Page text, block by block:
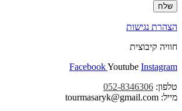
שלח
הצהרת נגישות
חוויה קיבוצית
FacebookYoutube Instagram
טלפון: 052-8346306
מייל: tourmasaryk@gmail.com